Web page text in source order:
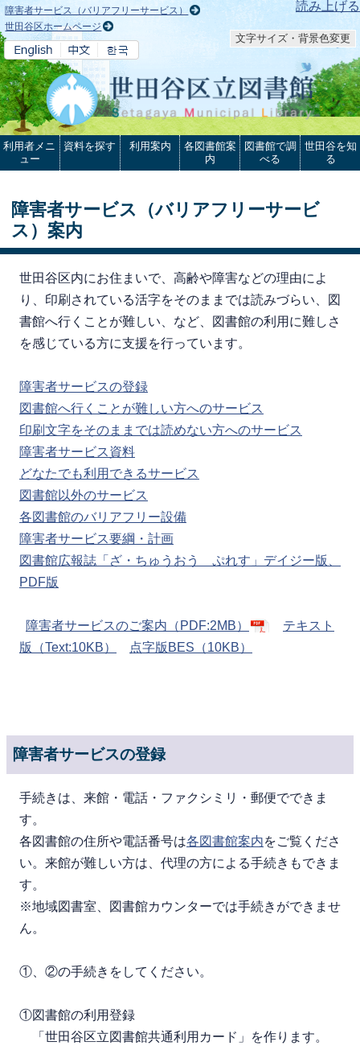
本文へ 読み上げる
障害者サービス（バリアフリーサービス）
世田谷区ホームページ
文字サイズ・背景色変更
利用者メニ
ュー
資料を探す 利用案内
各図書館案
内
図書館で調
べる
世田谷を知
る
障害者サービス（バリアフリーサービ
ス）案内
世田谷区内にお住まいで、高齢や障害などの理由によ
り、印刷されている活字をそのままでは読みづらい、図
書館へ行くことが難しい、など、図書館の利用に難しさ
を感じている方に支援を行っています。
障害者サービスの登録
図書館へ行くことが難しい方へのサービス
印刷文字をそのままでは読めない方へのサービス
障害者サービス資料
どなたでも利用できるサービス
図書館以外のサービス
各図書館のバリアフリー設備
障害者サービス要綱・計画
図書館広報誌「ざ・ちゅうおう ぷれす」デイジー版、
PDF版
障害者サービスのご案内（PDF:2MB）
テキスト
版（Text:10KB）
点字版BES（10KB）
障害者サービスの登録
手続きは、来館・電話・ファクシミリ・郵便でできま
す。
各図書館の住所や電話番号は各図書館案内をご覧くださ
い。来館が難しい方は、代理の方による手続きもできま
す。
※地域図書室、図書館カウンターでは手続きができませ
ん。
①、②の手続きをしてください。
①図書館の利用登録
「世田谷区立図書館共通利用カード」を作ります。